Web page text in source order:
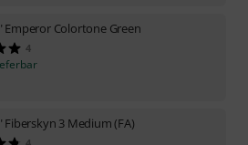
Emperor Colortone Green
4
Fiberskyn 3 Medium (FA)